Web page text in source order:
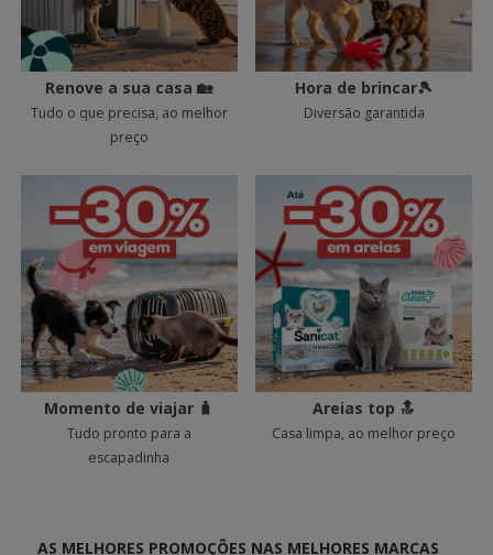
Renove a sua casa 🏡
Tudo o que precisa, ao melhor
preço
Hora de brincar🎾
Diversão garantida
Momento de viajar 🧳
Tudo pronto para a
escapadinha
Areias top 🔝
Casa limpa, ao melhor preço
AS MELHORES PROMOÇÕES NAS MELHORES MARCAS